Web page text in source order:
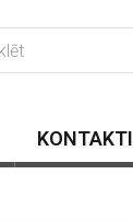
KONTAKTI